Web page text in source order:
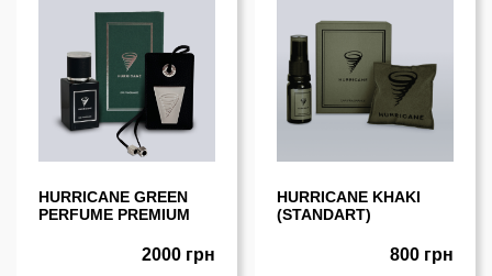
HURRICANE GREEN
PERFUME PREMIUM
2000 грн
HURRICANE KHAKI
(STANDART)
800 грн